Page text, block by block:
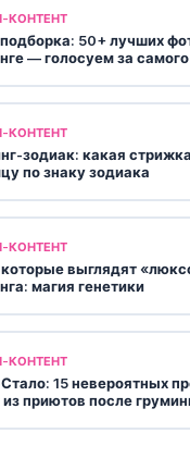
КОНТЕНТ
50+ лучших
— голосуем за
КОНТЕНТ
зодиак: какая
по знаку зодиака
КОНТЕНТ
выглядят
магия генетики
КОНТЕНТ
15 невероятных
из приютов после